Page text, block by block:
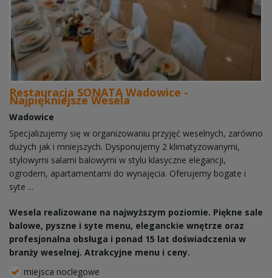
Restauracja SONATA Wadowice -
Najpiękniejsze Wesela
Wadowice
Specjalizujemy się w organizowaniu przyjęć weselnych, zarówno
dużych jak i mniejszych. Dysponujemy 2 klimatyzowanymi,
stylowymi salami balowymi w stylu klasyczne elegancji,
ogrodem, apartamentami do wynajęcia. Oferujemy bogate i
syte ...
Wesela realizowane na najwyższym poziomie. Piękne sale
balowe, pyszne i syte menu, eleganckie wnętrze oraz
profesjonalna obsługa i ponad 15 lat doświadczenia w
branży weselnej. Atrakcyjne menu i ceny.
miejsca noclegowe